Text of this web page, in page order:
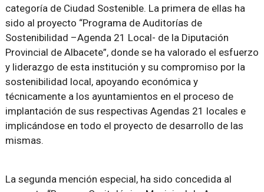
categoría de Ciudad Sostenible. La primera de ellas ha
sido al proyecto “Programa de Auditorías de
Sostenibilidad –Agenda 21 Local- de la Diputación
Provincial de Albacete”, donde se ha valorado el esfuerzo
y liderazgo de esta institución y su compromiso por la
sostenibilidad local, apoyando económica y
técnicamente a los ayuntamientos en el proceso de
implantación de sus respectivas Agendas 21 locales e
implicándose en todo el proyecto de desarrollo de las
mismas.
La segunda mención especial, ha sido concedida al